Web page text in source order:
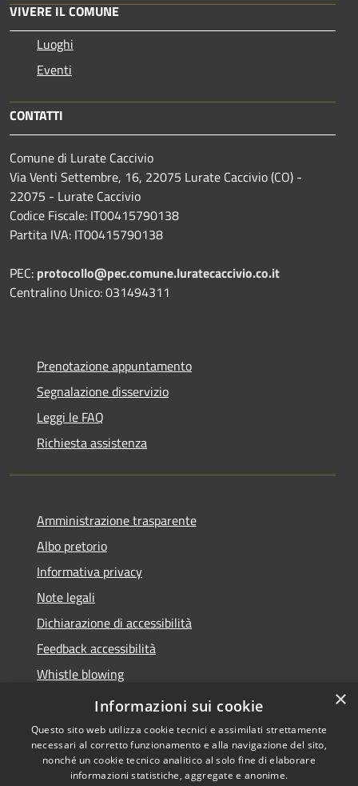
VIVERE IL COMUNE
Luoghi
Eventi
CONTATTI
Comune di Lurate Caccivio
Via Venti Settembre, 16, 22075 Lurate Caccivio (CO) -
22075 - Lurate Caccivio
Codice Fiscale: IT00415790138
Partita IVA: IT00415790138
PEC: protocollo@pec.comune.luratecaccivio.co.it
Centralino Unico: 031494311
Prenotazione appuntamento
Segnalazione disservizio
Leggi le FAQ
Richiesta assistenza
Amministrazione trasparente
Albo pretorio
Informativa privacy
Note legali
Dichiarazione di accessibilità
Feedback accessibilità
Whistle blowing
Titolare potere sostitutivo
Copyright © 2026 • Comune di
×
Informazioni sui cookie
Questo sito web utilizza cookie tecnici e assimilati strettamente
necessari al corretto funzionamento e alla navigazione del sito,
nonché un cookie tecnico analitico al solo fine di elaborare
informazioni statistiche, aggregate e anonime.